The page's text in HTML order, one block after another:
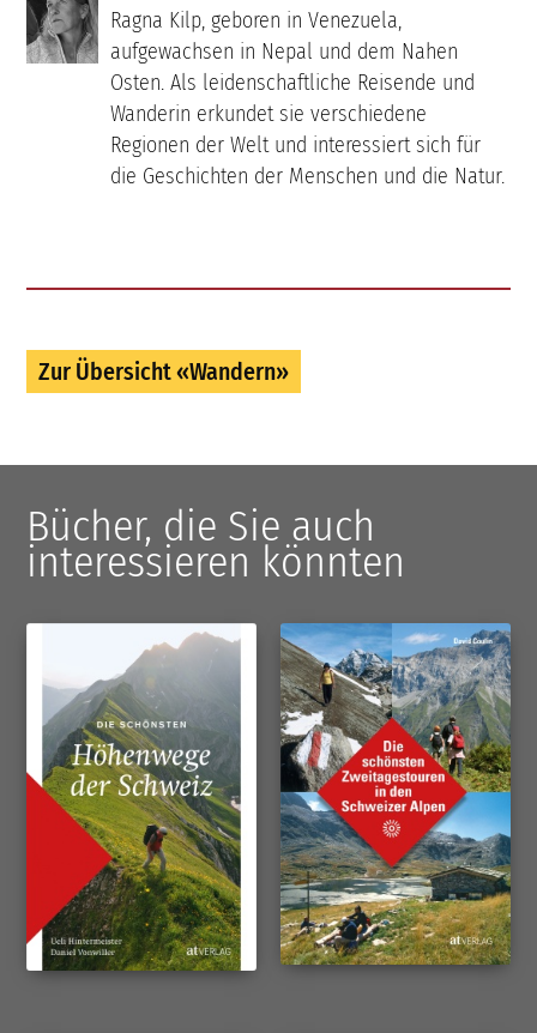
Ragna Kilp, geboren in Venezuela,
aufgewachsen in Nepal und dem Nahen
Osten. Als leidenschaftliche Reisende und
Wanderin erkundet sie verschiedene
Regionen der Welt und interessiert sich für
die Geschichten der Menschen und die Natur.
Zur Übersicht «Wandern»
Bücher, die Sie auch
interessieren könnten